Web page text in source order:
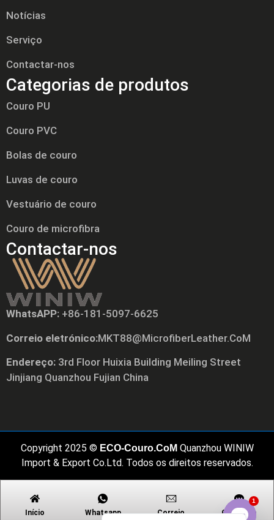
Notícias
Serviço
Contactar-nos
Categorias de produtos
Couro PU
Couro PVC
Bolas de couro
Luvas de couro
Vestuário de couro
Couro de microfibra
Contactar-nos
WhatsAPP: +86-181-5097-6625
Correio eletrónico:MKT88@MicrofiberLeather.CoM
Endereço: 3rd Floor Huixia Building Meiling Street
Jinjiang Quanzhou Fujian China
Copyright 2025 © ECO-Couro.CoM Quanzhou WINIW
Import & Export Co.Ltd. Todos os direitos reservados.
Início Whatsapp
Correio
Contacto
Français
Deutsch
Nederlands (Formeel)
日本語
1